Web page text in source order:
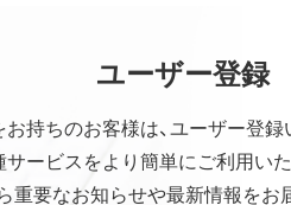
ユーザー登録
お持ちのお客様は、ユーザー登
サービスをより簡単にご利用いた
重要なお知らせや最新情報をお